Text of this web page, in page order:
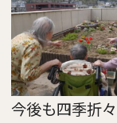
今後も四季折